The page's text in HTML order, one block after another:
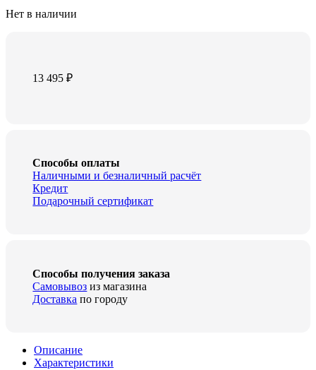
Нет в наличии
13 495₽
Способы оплаты
Наличными и безналичный расчёт
Кредит
Подарочный сертификат
Способы получения заказа
Самовывоз из магазина
Доставка по городу
Описание
Характеристики